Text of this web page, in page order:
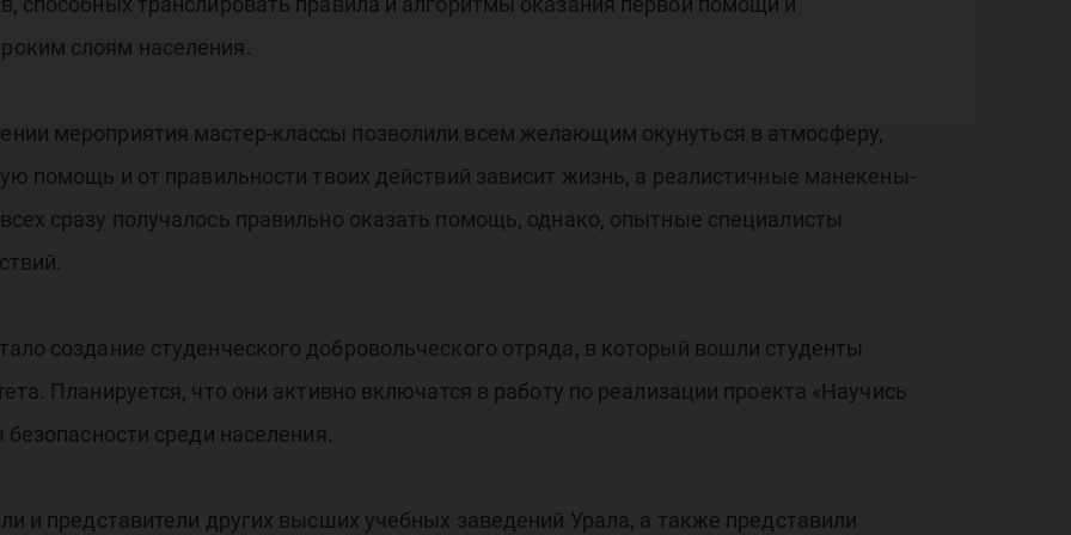
слоям населения.
мероприятия мастер-классы позволили всем желающим окунуться в атмосферу,
помощь и от правильности твоих действий зависит жизнь, а реалистичные манекены-
сразу получалось правильно оказать помощь, однако, опытные специалисты
создание студенческого добровольческого отряда, в который вошли студенты
Планируется, что они активно включатся в работу по реализации проекта «Научись
среди населения.
и представители других высших учебных заведений Урала, а также представили